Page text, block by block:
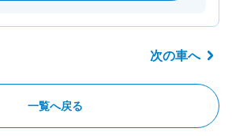
一覧へ戻る
次の車へ